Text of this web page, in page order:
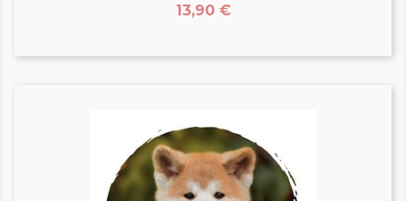
Prix
13,90 €